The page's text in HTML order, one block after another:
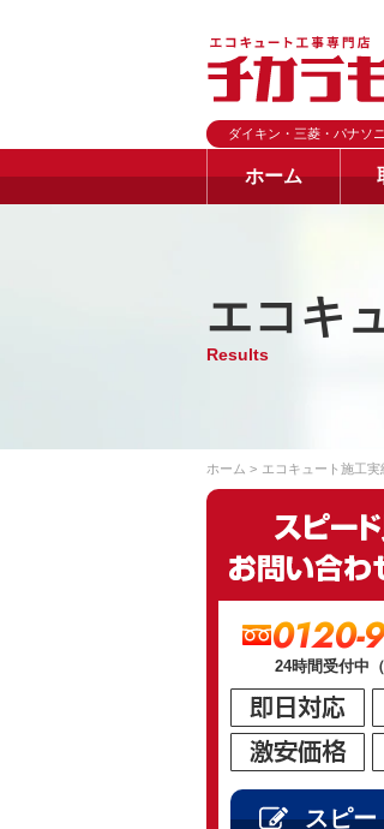
ダイキン・三菱・パナソ
ホーム
エコキ
Results
ホーム エコキュート施工実
0120-
24時間受付中（
スピー